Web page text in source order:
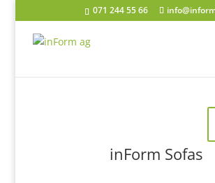
071 244 55 66
inForm Sofas